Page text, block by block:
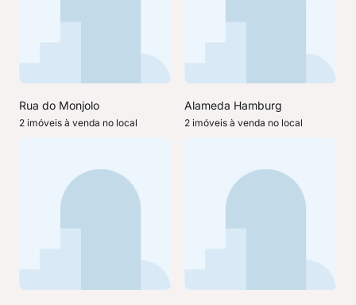
Rua do Monjolo
2 imóveis à venda no local
Alameda Hamburg
2 imóveis à venda no local